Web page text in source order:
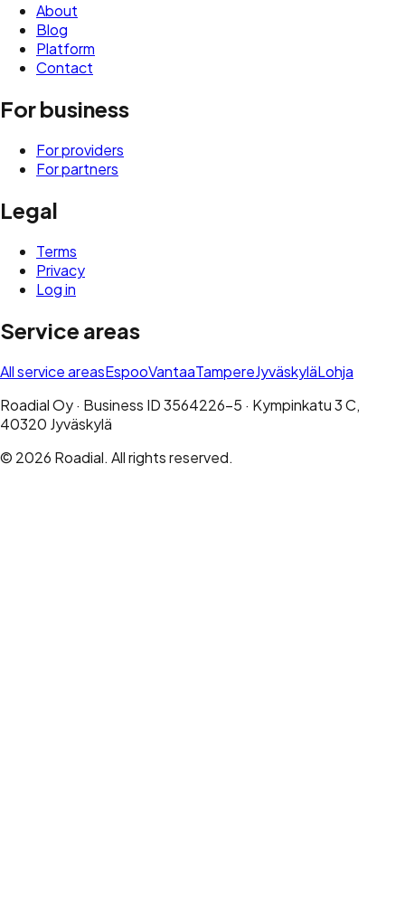
About
Blog
Platform
Contact
For business
For providers
For partners
Legal
Terms
Privacy
Log in
Service areas
All service areasEspooVantaaTampereJyväskyläLohja
Roadial Oy · Business ID 3564226-5 · Kympinkatu 3 C,
40320 Jyväskylä
© 2026 Roadial. All rights reserved.